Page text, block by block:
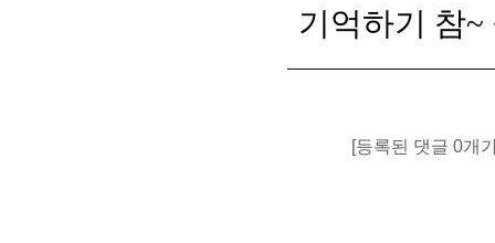
기억하기 참~
[등록된 댓글 0개